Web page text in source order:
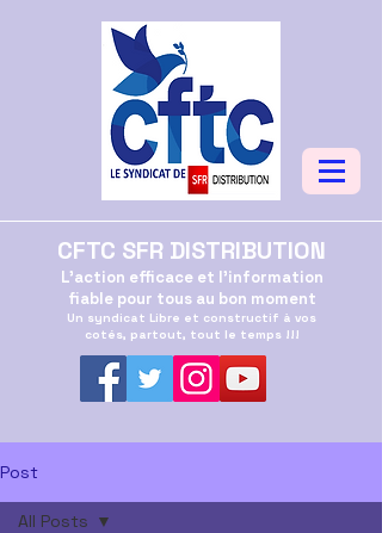
CFTC SFR DISTRIBUTION
L'action efficace et l'information
fiable pour tous au bon moment
Un syndicat Libre et constructif à vos
cotés, partout, tout le temps !!!
Post
All Posts